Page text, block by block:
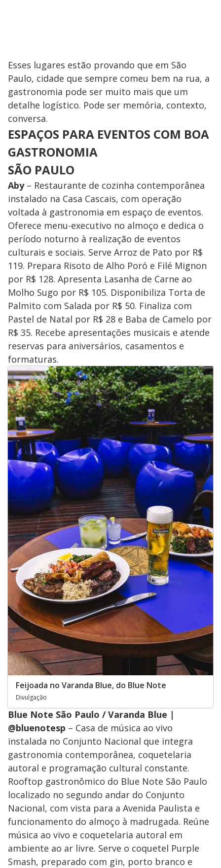
Esses lugares estão provando que em São
Paulo, cidade que sempre comeu bem na rua, a
gastronomia pode ser muito mais que um
detalhe logístico. Pode ser memória, contexto,
conversa.
ESPAÇOS PARA EVENTOS COM BOA
GASTRONOMIA
SÃO PAULO
Aby– Restaurante de cozinha contemporânea
instalado na Casa Cascais, com operação
voltada à gastronomia em espaço de eventos.
Oferece menu-executivo no almoço e dedica o
período noturno à realização de eventos
culturais e sociais. Serve Arroz de Pato por R$
119. Prepara Risoto de Alho Poró e Filé Mignon
por R$ 128. Apresenta Lasanha de Carne ao
Molho Sugo por R$ 105. Disponibiliza Torta de
Palmito com Salada por R$ 50. Finaliza com
Pastel de Natal por R$ 28 e Baba de Camelo por
R$ 35. Recebe apresentações musicais e atende
reservas para aniversários, casamentos e
formaturas.
Feijoada no Varanda Blue, do Blue Note
Divulgação
Blue Note São Paulo / Varanda Blue |
@bluenotesp – Casa de música ao vivo
instalada no Conjunto Nacional que integra
gastronomia contemporânea, coquetelaria
autoral e programação cultural constante.
Rooftop gastronômico do Blue Note São Paulo
localizado no segundo andar do Conjunto
Nacional, com vista para a Avenida Paulista e
funcionamento do almoço à madrugada. Reúne
música ao vivo e coquetelaria autoral em
ambiente ao ar livre. Serve o coquetel Purple
Smash, preparado com gin, porto branco e